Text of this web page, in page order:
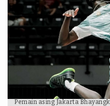
Pemain asing Jakarta